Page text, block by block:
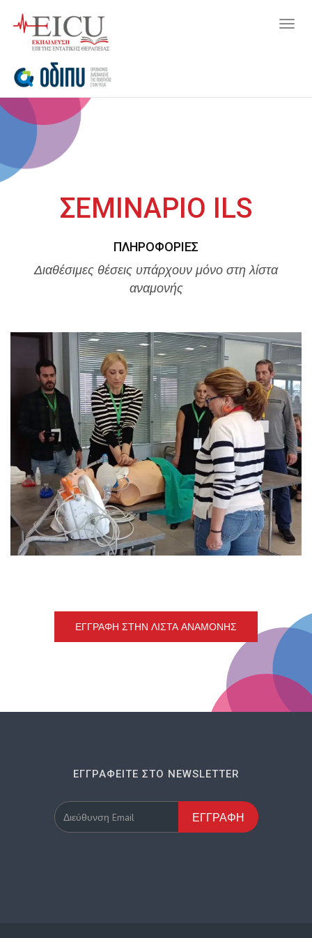
ΣΕΜΙΝΑΡΙΟ ILS
ΠΛΗΡΟΦΟΡΊΕΣ
Διαθέσιμες θέσεις υπάρχουν μόνο στη λίστα
αναμονής
ΕΓΓΡΑΦΉ ΣΤΗΝ ΛΊΣΤΑ ΑΝΑΜΟΝΉΣ
ΕΓΓΡΑΦΕΊΤΕ ΣΤΟ NEWSLETTER
ΕΓΓΡΑΦΉ